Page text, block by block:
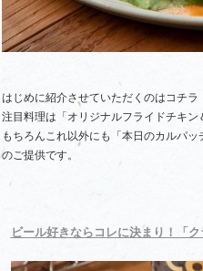
はじめに紹介させていただくのはコチラ
注目料理は「オリジナルフライドチキン
もちろんこれ以外にも「本日のカルパ
のご提供です。
ビール好きならコレに決まり！「